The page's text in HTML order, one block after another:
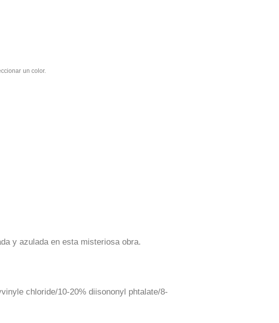
un color.
y azulada en esta misteriosa obra.
chloride/10-20% diisononyl phtalate/8-